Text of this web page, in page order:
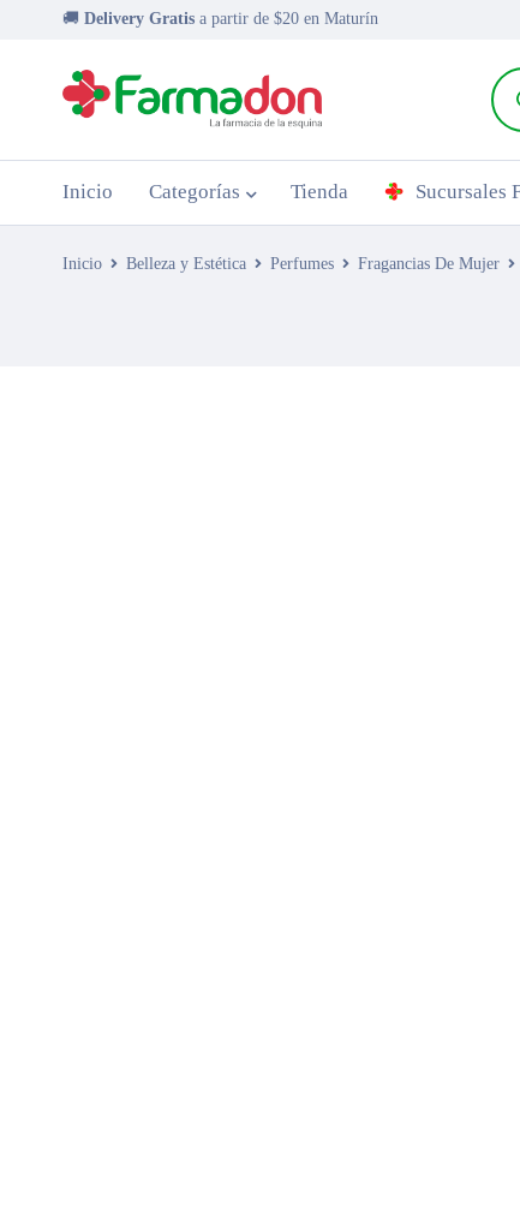
🚚 Delivery Gratis a partir de $20 en Maturín
Inicio Categorías Tienda Sucursales
Inicio Belleza y Estética Perfumes Fragancias De Mujer